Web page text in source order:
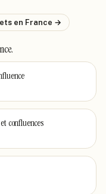
en France →
.
confluences